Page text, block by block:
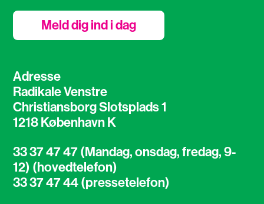
Adresse
Radikale Venstre
Christiansborg Slotsplads 1
1218 København K
33 37 47 47 (Mandag, onsdag, fredag, 9-
12) (hovedtelefon)
33 37 47 44 (pressetelefon)
Meld dig ind i dag